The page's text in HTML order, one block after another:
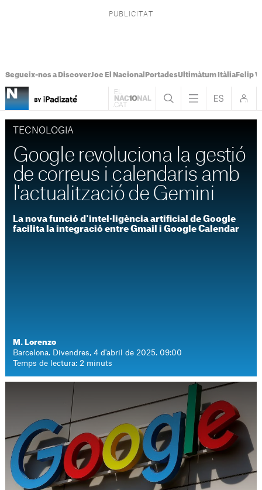
Segueix-nos a DiscoverJoc El Nacional PortadesUltimàtum ItàliaFelip
TECNOLOGIA
Google revoluciona la gestió
de correus i calendaris amb
l'actualització de Gemini
La nova funció d'intel·ligència artificial de Google
facilita la integració entre Gmail i Google Calendar
M. Lorenzo
Barcelona. Divendres, 4 d'abril de 2025. 09:00
Temps de lectura: 2 minuts